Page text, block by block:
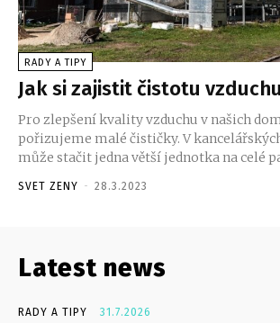
RADY A TIPY
Jak si zajistit čistotu
Pro zlepšení kvality vzduchu v našich
pořizujeme malé čističky. V
může stačit jedna větší jednotka na celé
SVET ZENY - 28.3.2023
Latest news
RADY A TIPY 31.7.2026